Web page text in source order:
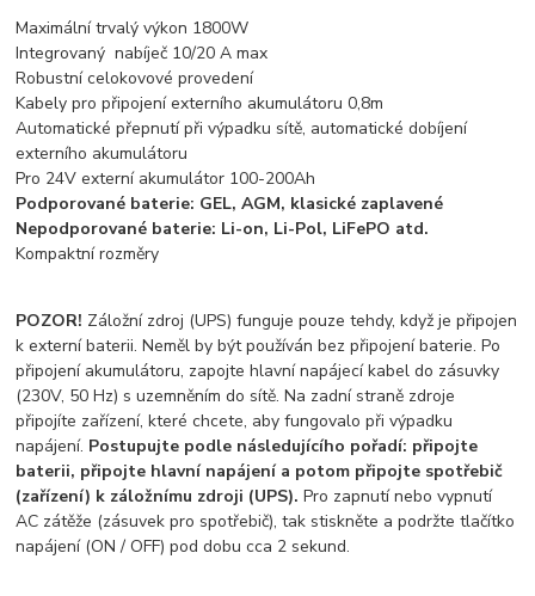
Maximální trvalý výkon 1800W
Integrovaný nabíječ 10/20 A max
Robustní celokovové provedení
Kabely pro připojení externího akumulátoru 0,8m
Automatické přepnutí při výpadku sítě, automatické dobíjení
externího akumulátoru
Pro 24V externí akumulátor 100-200Ah
Podporované baterie: GEL, AGM, klasické zaplavené
Nepodporované baterie: Li-on, Li-Pol, LiFePO atd.
Kompaktní rozměry
POZOR! Záložní zdroj (UPS) funguje pouze tehdy, když je připojen
k externí baterii. Neměl by být používán bez připojení baterie. Po
připojení akumulátoru, zapojte hlavní napájecí kabel do zásuvky
(230V, 50 Hz) s uzemněním do sítě. Na zadní straně zdroje
připojíte zařízení, které chcete, aby fungovalo při výpadku
napájení. Postupujte podle následujícího pořadí: připojte
baterii, připojte hlavní napájení a potom připojte spotřebič
(zařízení) k záložnímu zdroji (UPS). Pro zapnutí nebo vypnutí
AC zátěže (zásuvek pro spotřebič), tak stiskněte a podržte tlačítko
napájení (ON / OFF) pod dobu cca 2 sekund.